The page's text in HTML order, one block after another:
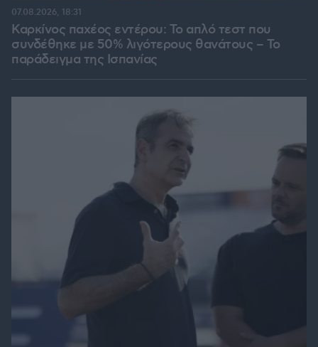
Καρκίνος παχέος εντέρου: Το απλό τεστ που
συνδέθηκε με 50% λιγότερους θανάτους – Το
παράδειγμα της Ισπανίας
07.08.2026, 18:31